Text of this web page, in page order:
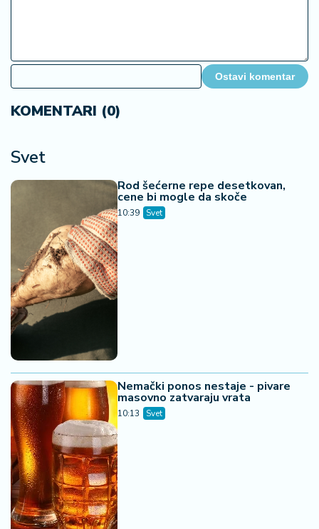
Ostavi komentar
KOMENTARI (0)
Svet
Rod šećerne repe desetkovan,
cene bi mogle da skoče
10:39 Svet
Nemački ponos nestaje - pivare
masovno zatvaraju vrata
10:13 Svet